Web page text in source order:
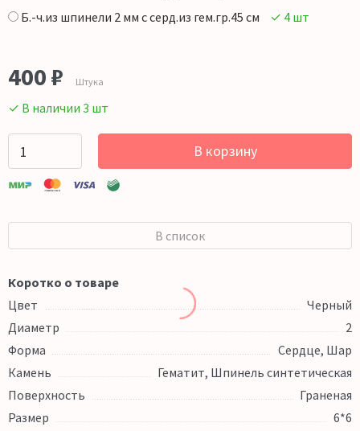
Б.-ч.из шпинели 2 мм с серд.из гем.гр.45 см
✓ 4 шт
400₽ Штука
✓ В наличии 3 шт
В корзину
В список
Коротко о товаре
Цвет
Черный
Диаметр
2
Форма
Сердце, Шар
Камень
Гематит, Шпинель синтетическая
Поверхность
Граненая
Размер
6*6